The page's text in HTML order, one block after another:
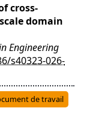
cross-
domain
Engineering
s40323-026-
de travail